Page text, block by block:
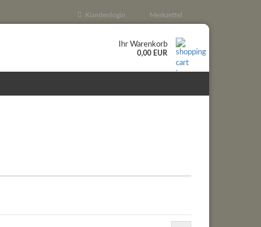
Kundenlogin Merkzettel
Ihr Warenkorb
0,00 EUR